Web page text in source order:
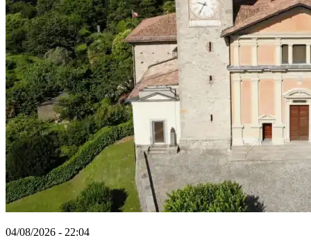
04/08/2026 - 22:04